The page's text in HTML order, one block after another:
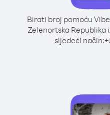
Birati broj pomoću
Zelenortska Republika
sljedeći način:+